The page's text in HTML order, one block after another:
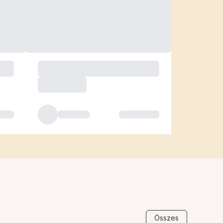
Összes